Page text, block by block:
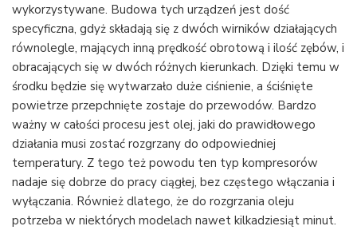
wykorzystywane. Budowa tych urządzeń jest dość
specyficzna, gdyż składają się z dwóch wirników działających
równolegle, mających inną prędkość obrotową i ilość zębów, i
obracających się w dwóch różnych kierunkach. Dzięki temu w
środku będzie się wytwarzało duże ciśnienie, a ściśnięte
powietrze przepchnięte zostaje do przewodów. Bardzo
ważny w całości procesu jest olej, jaki do prawidłowego
działania musi zostać rozgrzany do odpowiedniej
temperatury. Z tego też powodu ten typ kompresorów
nadaje się dobrze do pracy ciągłej, bez częstego włączania i
wyłączania. Również dlatego, że do rozgrzania oleju
potrzeba w niektórych modelach nawet kilkadziesiąt minut.